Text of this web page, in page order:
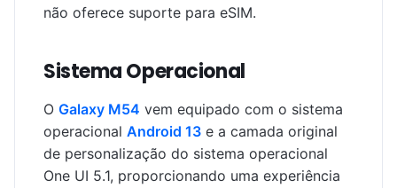
não oferece suporte para eSIM.
Sistema Operacional
O Galaxy M54 vem equipado com o sistema
operacional Android 13 e a camada original
de personalização do sistema operacional
One UI 5.1, proporcionando uma experiência